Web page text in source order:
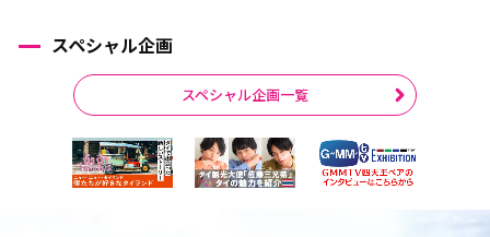
スペシャル企画
スペシャル企画一覧